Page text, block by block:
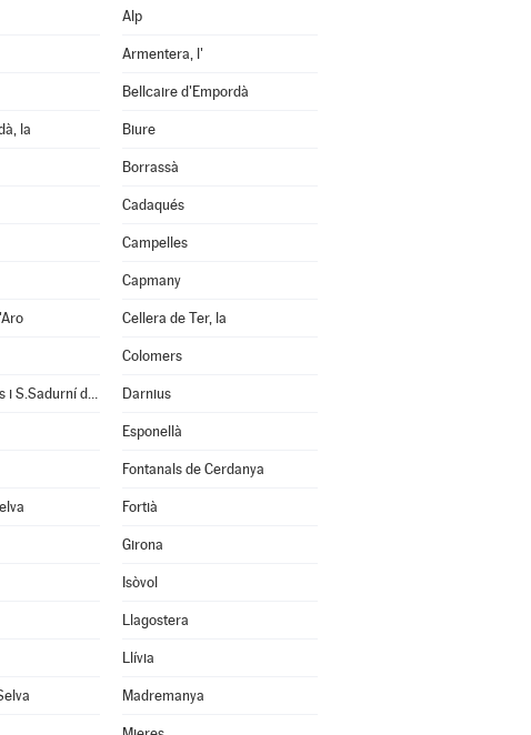
Alp
Armentera, l'
Bellcaire d'Empordà
la Biure
Borrassà
Cadaqués
Campelles
Capmany
Cellera de Ter, la
Colomers
Cruïlles, Monells i S.Sadurní de l'Heura Darnius
Esponellà
Fontanals de Cerdanya
Fortià
Girona
Isòvol
Llagostera
Llívia
Madremanya